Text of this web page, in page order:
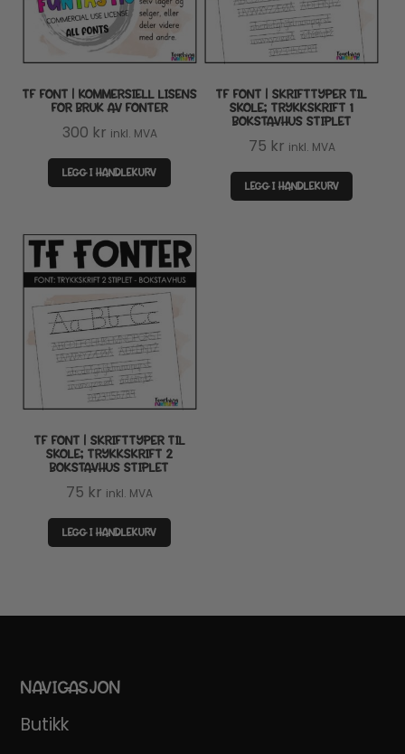
TF FONT | KOMMERSIELL LISENS
FOR BRUK AV FONTER
300 kr inkl. MVA
LEGG I HANDLEKURV
TF FONT | SKRIFTTYPER TIL
SKOLE; TRYKKSKRIFT 1
BOKSTAVHUS STIPLET
75 kr inkl. MVA
LEGG I HANDLEKURV
TF FONT | SKRIFTTYPER TIL
SKOLE; TRYKKSKRIFT 2
BOKSTAVHUS STIPLET
75 kr inkl. MVA
LEGG I HANDLEKURV
NAVIGASJON
Butikk